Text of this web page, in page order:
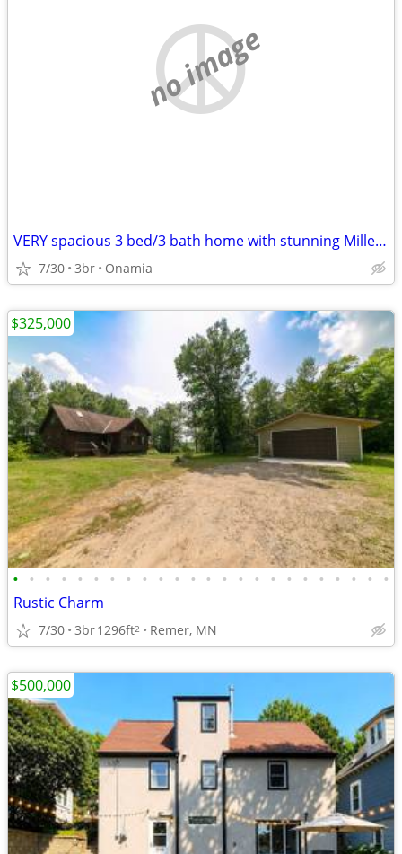
no image
VERY spacious 3 bed/3 bath home with stunning Mille Lacs Lake views
7/30 3br Onamia
• • • • • • • • • • • • • • • • • • • • • • • •
Rustic Charm
7/30 3br1296ft2 Remer, MN
$325,000
$500,000